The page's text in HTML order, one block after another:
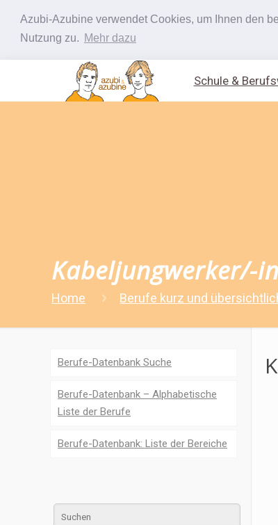
Azubi-Azubine verwendet Cookies, um Ihnen den
Nutzung zu. Mehr dazu
Schule &
Kabeljungwerker/-in
Home Berufe kurz und
Berufe-Datenbank Suche
Berufe-Datenbank – Alphabetische
Liste der Berufe
Berufe-Datenbank: Liste der Bereiche